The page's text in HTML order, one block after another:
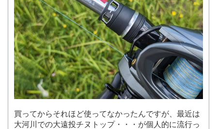
買ってからそれほど使ってなかったんですが、最近は
大河川での大遠投チヌトップ・・・が個人的に流行っ